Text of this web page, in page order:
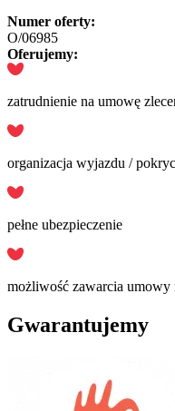
Numer oferty:
O/06985
Oferujemy:
zatrudnienie na umowę
organizacja wyjazdu /
pełne ubezpieczenie
możliwość zawarcia umowy
Gwarantujemy